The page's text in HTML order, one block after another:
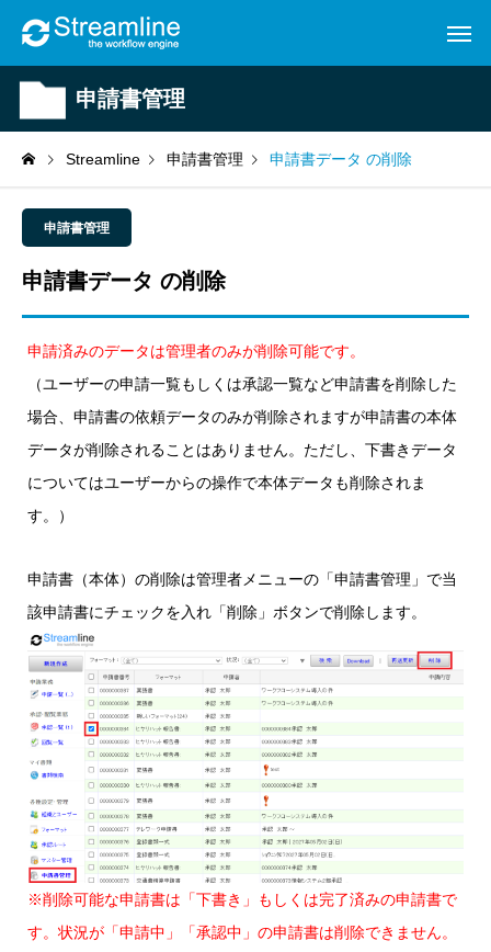
申請書管理
Streamline 申請書管理 申請書データ の削除
申請書管理
申請書データ の削除
申請済みのデータは管理者のみが削除可能です。
（ユーザーの申請一覧もしくは承認一覧など申請書を削除した
場合、申請書の依頼データのみが削除されますが申請書の本体
データが削除されることはありません。ただし、下書きデータ
についてはユーザーからの操作で本体データも削除されま
す。）
申請書（本体）の削除は管理者メニューの「申請書管理」で当
該申請書にチェックを入れ「削除」ボタンで削除します。
※削除可能な申請書は「下書き」もしくは完了済みの申請書で
す。状況が「申請中」「承認中」の申請書は削除できません。